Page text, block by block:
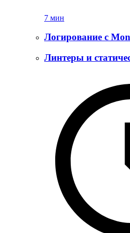
7 мин
Логирование с
Линтеры и